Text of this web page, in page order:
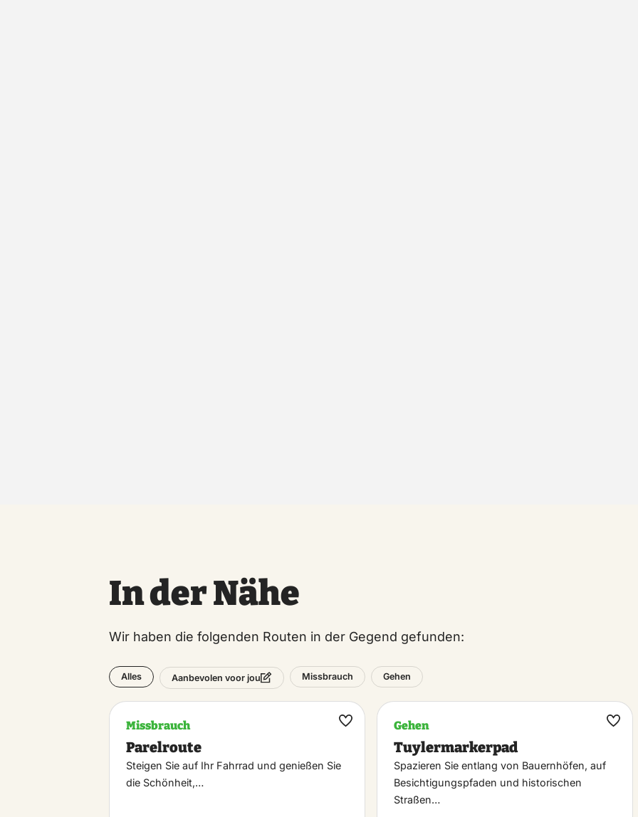
In der Nähe
Wir haben die folgenden Routen in der Gegend gefunden:
Alles Aanbevolen voor jou Missbrauch Gehen
Missbrauch
Parelroute
Steigen Sie auf Ihr Fahrrad und genießen Sie
die Schönheit,…
Maak
Gehen
Tuylermarkerpad
Spazieren Sie entlang von Bauernhöfen, auf
Besichtigungspfaden und historischen
Straßen…
Maak